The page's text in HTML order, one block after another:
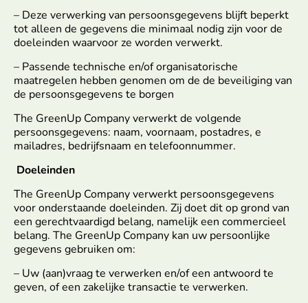
– Deze verwerking van persoonsgegevens blijft beperkt
tot alleen de gegevens die minimaal nodig zijn voor de
doeleinden waarvoor ze worden verwerkt.
– Passende technische en/of organisatorische
maatregelen hebben genomen om de de beveiliging van
de persoonsgegevens te borgen
The GreenUp Company verwerkt de volgende
persoonsgegevens: naam, voornaam, postadres, e
mailadres, bedrijfsnaam en telefoonnummer.
Doeleinden
The GreenUp Company verwerkt persoonsgegevens
voor onderstaande doeleinden. Zij doet dit op grond van
een gerechtvaardigd belang, namelijk een commercieel
belang. The GreenUp Company kan uw persoonlijke
gegevens gebruiken om:
– Uw (aan)vraag te verwerken en/of een antwoord te
geven, of een zakelijke transactie te verwerken.